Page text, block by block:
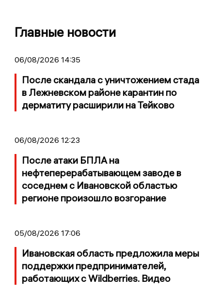
Главные новости
06/08/2026 14:35
После скандала с уничтожением стада
в Лежневском районе карантин по
дерматиту расширили на Тейково
06/08/2026 12:23
После атаки БПЛА на
нефтеперерабатывающем заводе в
соседнем с Ивановской областью
регионе произошло возгорание
05/08/2026 17:06
Ивановская область предложила меры
поддержки предпринимателей,
работающих с Wildberries. Видео